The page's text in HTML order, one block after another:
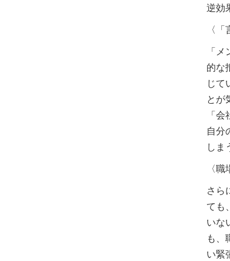
逆効
〈
「
的な
じて
とが
「
自分
しま
〈
さら
ても
いな
も、
い緊